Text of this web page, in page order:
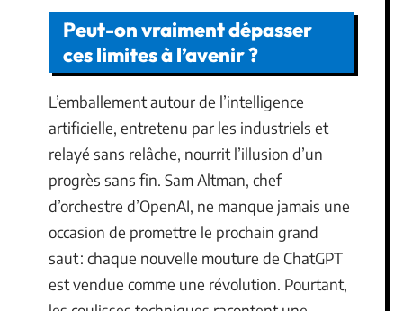
Peut-on vraiment dépasser
ces limites à l’avenir ?
L’emballement autour de l’intelligence
artificielle, entretenu par les industriels et
relayé sans relâche, nourrit l’illusion d’un
progrès sans fin. Sam Altman, chef
d’orchestre d’OpenAI, ne manque jamais une
occasion de promettre le prochain grand
saut : chaque nouvelle mouture de ChatGPT
est vendue comme une révolution. Pourtant,